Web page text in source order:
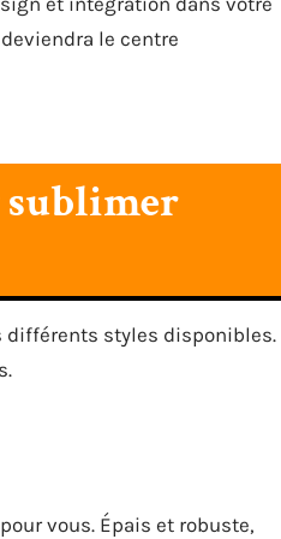
le centre
sublimer
différents styles disponibles.
vous. Épais et robuste,